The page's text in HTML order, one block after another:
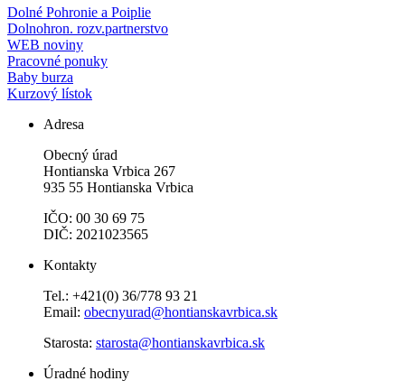
Dolné Pohronie a Poiplie
Dolnohron. rozv.partnerstvo
WEB noviny
Pracovné ponuky
Baby burza
Kurzový lístok
Adresa
Obecný úrad
Hontianska Vrbica 267
935 55 Hontianska Vrbica
IČO: 00 30 69 75
DIČ: 2021023565
Kontakty
Tel.: +421(0) 36/778 93 21
Email: obecnyurad@hontianskavrbica.sk
Starosta: starosta@hontianskavrbica.sk
Úradné hodiny